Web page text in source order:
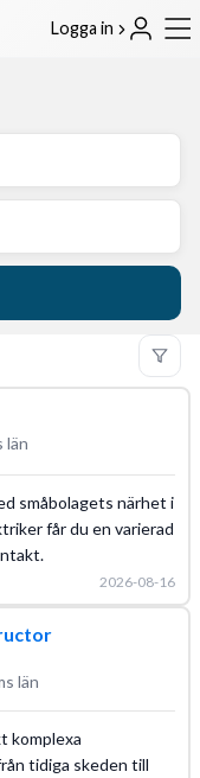
Logga in
län
småbolagets närhet i
får du en varierad
2026-08-16
län
komplexa
tidiga skeden till